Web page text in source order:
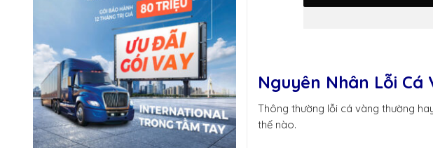
Nguyên Nhân Lỗi Cá
Thông thường lỗi cá vàng thường
thế nào.